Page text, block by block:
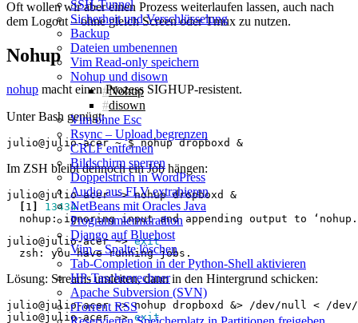
SSH-Tunnel
Sicherheit und Verschlüsselung
Backup
Dateien umbenennen
Vim Read‑only speichern
Nohup und disown
Nohup
disown
Vim ohne Esc
Rsync – Upload begrenzen
CRLF entfernen
Bildschirm sperren
Doppelstrich in WordPress
Audio aus FLV extrahieren
NetBeans mit Oracles Java
Programmiermarathon
Django auf Bluehost
Vim – Spalte löschen
Tab-Completion in der Python-Shell aktivieren
HP-Taschenrechner
Apache Subversion (SVN)
rTorrent RSS
Oft wollen wir aber einen Prozess weiterlaufen lassen, auch nach
dem Logout – ohne gleich Screen oder Tmux zu nutzen.
Nohup
nohup macht einen Prozess SIGHUP‑resistent.
Unter Bash genügt:
julio@julio-acer ~ $ nohup dropboxd &
Im ZSH bleibt dennoch ein Job hängen:
julio@julio-acer ~> nohup dropboxd &
[ 1 ] 13434
julio@julio-acer ~> exit
Lösung: Streams umleiten, dann in den Hintergrund schicken:
julio@julio-acer ~> nohup dropboxd &> /dev/null < /
julio@julio-acer ~> exit